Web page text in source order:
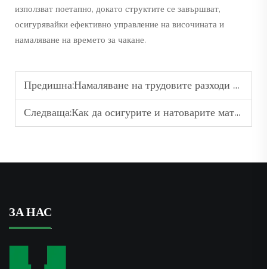
използват поетапно, докато структите се завършват,
осигурявайки ефективно управление на височината и
намаляване на времето за чакане.
Предишна:Намаляване на трудовите разходи и сроковете: Печалбите от ефективността благодарение на надежден товарен асансьор
Следваща:Как да осигурите и натоварите материали безопасно за вертикален транспорт с кран
ЗА НАС